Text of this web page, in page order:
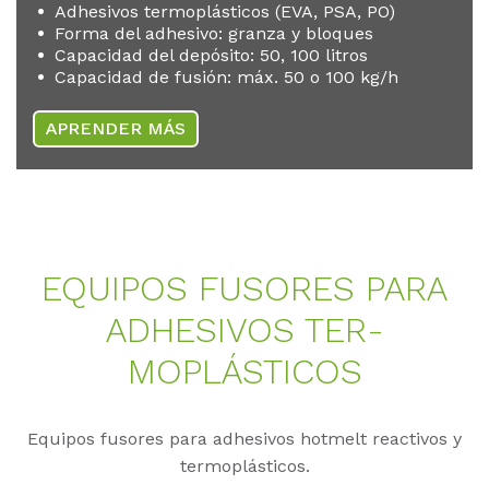
Adhesivos termoplásticos (EVA, PSA, PO)
Forma del adhesivo: granza y bloques
Capacidad del depósito: 50, 100 litros
Capacidad de fusión: máx. 50 o 100 kg/h
APRENDER MÁS
EQUI­POS FU­SO­RES PARA
AD­HE­SI­VOS TER­
MOPLÁSTI­COS
Equipos fusores para adhesivos hotmelt reactivos y
termoplásticos.